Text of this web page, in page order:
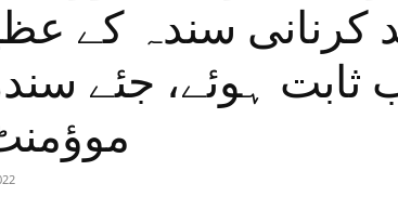
کرنانی سندہ کے
ثابت ہوئے، جئے